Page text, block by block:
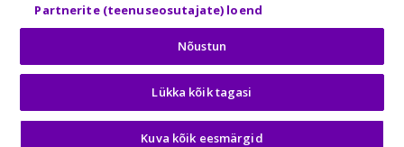
Autoplius.lt
Aruodas.lt
Osta.ee
KuldneBörs.ee
Partnerite (teenuseosutajate) loend
Nõustun
Lükka kõik tagasi
Kuva kõik eesmärgid